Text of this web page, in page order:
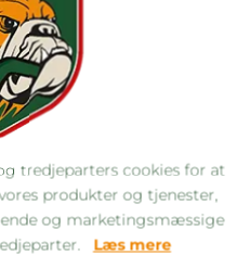
tredjeparters cookies for at
produkter og tjenester,
og marketingsmæssige
Læs mere